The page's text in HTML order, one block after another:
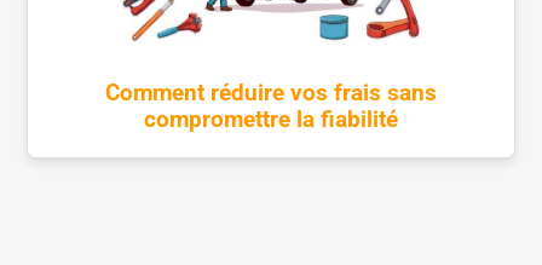
Comment réduire vos frais sans
compromettre la fiabilité